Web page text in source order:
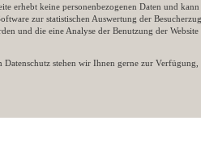
erhebt keine personenbezogenen Daten und
zur statistischen Auswertung der
und die eine Analyse der Benutzung der
Datenschutz stehen wir Ihnen gerne zur